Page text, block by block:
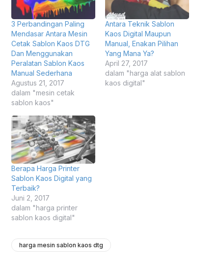
3 Perbandingan Paling
Mendasar Antara Mesin
Cetak Sablon Kaos DTG
Dan Menggunakan
Peralatan Sablon Kaos
Manual Sederhana
Agustus 21, 2017
dalam "mesin cetak
sablon kaos"
Antara Teknik Sablon
Kaos Digital Maupun
Manual, Enakan Pilihan
Yang Mana Ya?
April 27, 2017
dalam "harga alat sablon
kaos digital"
Berapa Harga Printer
Sablon Kaos Digital yang
Terbaik?
Juni 2, 2017
dalam "harga printer
sablon kaos digital"
harga mesin sablon kaos dtg